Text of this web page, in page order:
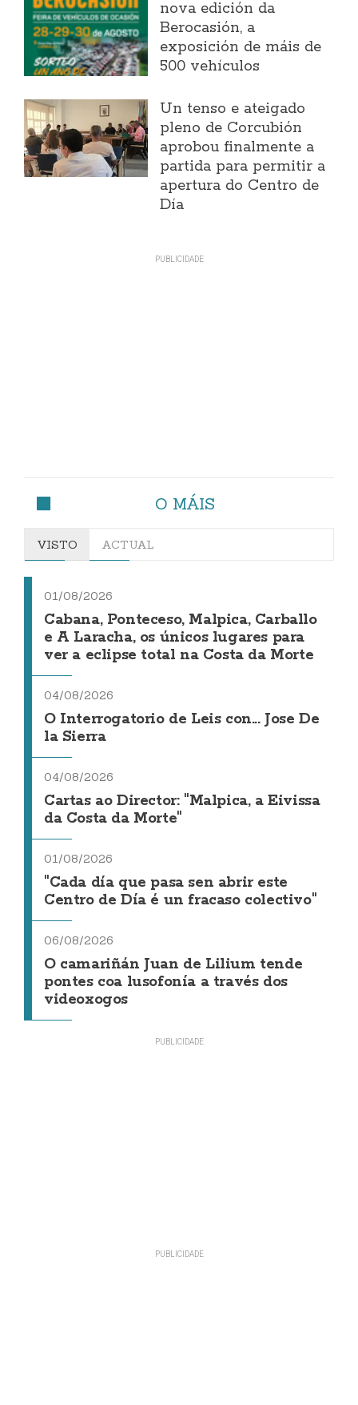
nova edición da
Berocasión, a
exposición de máis de
500 vehículos
Un tenso e ateigado
pleno de Corcubión
aprobou finalmente a
partida para permitir a
apertura do Centro de
Día
O MÁIS
VISTO ACTUAL
01/08/2026
Cabana, Ponteceso, Malpica, Carballo
e A Laracha, os únicos lugares para
ver a eclipse total na Costa da Morte
04/08/2026
O Interrogatorio de Leis con... Jose De
la Sierra
04/08/2026
Cartas ao Director: "Malpica, a Eivissa
da Costa da Morte"
01/08/2026
"Cada día que pasa sen abrir este
Centro de Día é un fracaso colectivo"
06/08/2026
O camariñán Juan de Lilium tende
pontes coa lusofonía a través dos
videoxogos